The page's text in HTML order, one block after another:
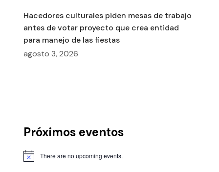
Hacedores culturales piden mesas de trabajo
antes de votar proyecto que crea entidad
para manejo de las fiestas
agosto 3, 2026
Próximos eventos
There are no upcoming events.